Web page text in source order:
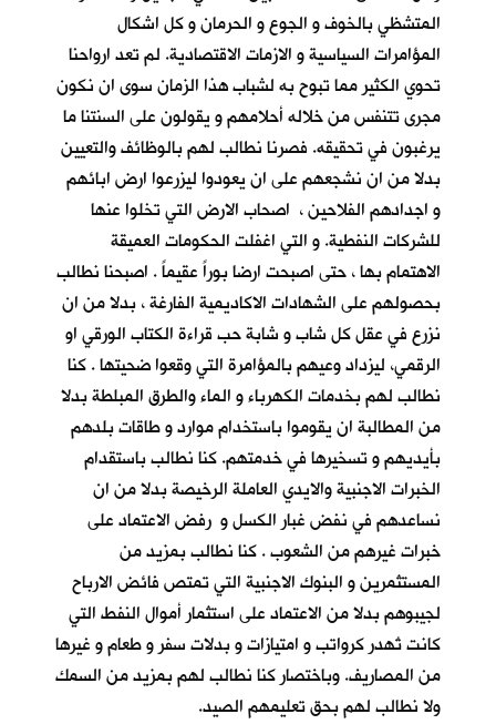
المتشظي بالخوف و الجوع و الحرمان و كل اشكال
المؤامرات السياسية و الازمات الاقتصادية. لم تعد ارواحنا
تحوي الكثير مما تبوح به لشباب هذا الزمان سوى ان نكون
مجرى تتنفس من خلاله أحلامهم و يقولون على السنتنا ما
يرغبون في تحقيقه. فصرنا نطالب لهم بالوظائف والتعيين
بدلا من ان نشجعهم على ان يعودوا ليزرعوا ارض ابائهم
و اجدادهم الفلاحين ، اصحاب الارض التي تخلوا عنها
للشركات النفطية. و التي اغفلت الحكومات العميقة
الاهتمام بها ، حتى اصبحت ارضا بوراً عقيماً . اصبحنا نطالب
بحصولهم على الشهادات الاكاديمية الفارغة ، بدلا من ان
نزرع في عقل كل شاب و شابة حب قراءة الكتاب الورقي او
الرقمي، ليزداد وعيهم بالمؤامرة التي وقعوا ضحيتها . كنا
نطالب لهم بخدمات الكهرباء و الماء والطرق المبلطة بدلا
من المطالبة ان يقوموا باستخدام موارد و طاقات بلدهم
بأيديهم و تسخيرها في خدمتهم. كنا نطالب باستقدام
الخبرات الاجنبية والايدي العاملة الرخيصة بدلا من ان
نساعدهم في نفض غبار الكسل و رفض الاعتماد على
خبرات غيرهم من الشعوب . كنا نطالب بمزيد من
المستثمرين و البنوك الاجنبية التي تمتص فائض الارباح
لجيبوهم بدلا من الاعتماد على استثمار أموال النفط التي
كانت تُهدر كرواتب و امتيازات و بدلات سفر و طعام و غيرها
من المصاريف. وباختصار كنا نطالب لهم بمزيد من السمك
ولا نطالب لهم بحق تعليمهم الصيد.